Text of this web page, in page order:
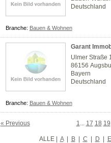
Deutschland
Branche: Bauen & Wohnen
Garant
Ulmer Straße
86156
Bayern
Deutschland
Branche: Bauen & Wohnen
« Previous 1 17 18 19
ALLE| A | B | C | D | E